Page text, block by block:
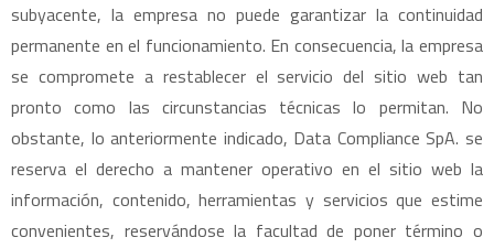
subyacente, la empresa no puede garantizar la continuidad
permanente en el funcionamiento. En consecuencia, la empresa
se compromete a restablecer el servicio del sitio web tan
pronto como las circunstancias técnicas lo permitan. No
obstante, lo anteriormente indicado, Data Compliance SpA. se
reserva el derecho a mantener operativo en el sitio web la
información, contenido, herramientas y servicios que estime
convenientes, reservándose la facultad de poner término o